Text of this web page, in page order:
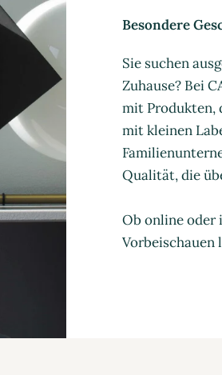
Besondere
Sie suchen
Zuhause? Bei
mit Produkten,
mit kleinen
Qualität, die
Ob online oder
Vorbeischauen